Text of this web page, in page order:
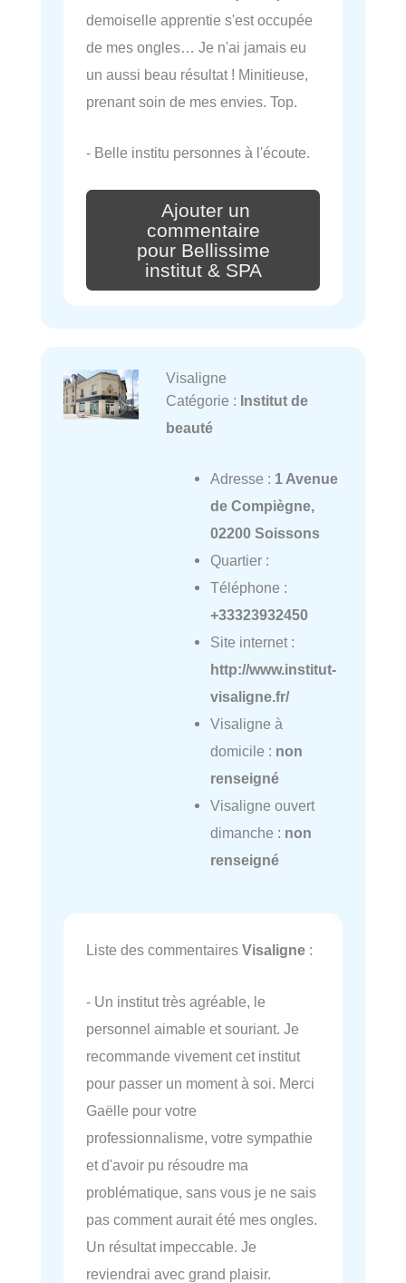
demoiselle apprentie s'est occupée
de mes ongles… Je n'ai jamais eu
un aussi beau résultat ! Minitieuse,
prenant soin de mes envies. Top.
- Belle institu personnes à l'écoute.
Ajouter un
commentaire
pour Bellissime
institut & SPA
Visaligne
Catégorie : Institut de
beauté
Adresse : 1 Avenue
de Compiègne,
02200 Soissons
Quartier :
Téléphone :
+33323932450
Site internet :
http://www.institut-
visaligne.fr/
Visaligne à
domicile : non
renseigné
Visaligne ouvert
dimanche : non
renseigné
Liste des commentaires Visaligne :
- Un institut très agréable, le
personnel aimable et souriant. Je
recommande vivement cet institut
pour passer un moment à soi. Merci
Gaëlle pour votre
professionnalisme, votre sympathie
et d'avoir pu résoudre ma
problématique, sans vous je ne sais
pas comment aurait été mes ongles.
Un résultat impeccable. Je
reviendrai avec grand plaisir.